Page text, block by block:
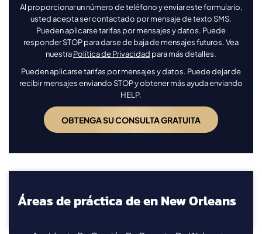
Al proporcionar un número de teléfono y enviar este formulario,
usted acepta ser contactado por mensaje de texto SMS.
Pueden aplicarse tarifas por mensajes y datos. Puede
responder STOP para darse de baja de mensajes futuros. Vea
nuestraPolítica de Privacidad para más detalles.
Pueden aplicarse tarifas por mensajes y datos. Puede dejar de
recibir mensajes enviando STOP y obtener más ayuda enviando
HELP.
Áreas de práctica de en New Orleans